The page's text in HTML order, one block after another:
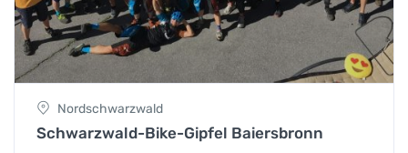
Nordschwarzwald
Schwarzwald-Bike-Gipfel Baiersbronn